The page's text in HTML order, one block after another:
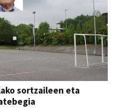
sortzaileen eta